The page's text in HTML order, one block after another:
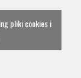
pliki cookies i